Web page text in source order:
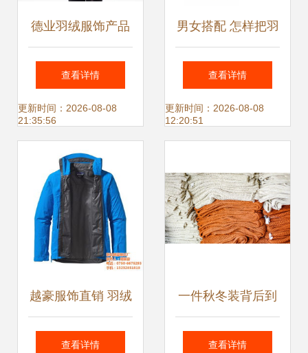
德业羽绒服饰产品
德业羽绒服饰产品
图片 德业羽绒服饰
怎么样 最新德业羽
绒服饰产品展示
查看详情
更新时间：2026-08-08
21:35:56
男女搭配 怎样把羽
绒服穿得好看又有
型
查看详情
更新时间：2026-08-08
12:20:51
越豪服饰直销 羽绒
新时尚，高清大图
查看详情
一件秋冬装背后到
底藏着多少秘密
查看详情